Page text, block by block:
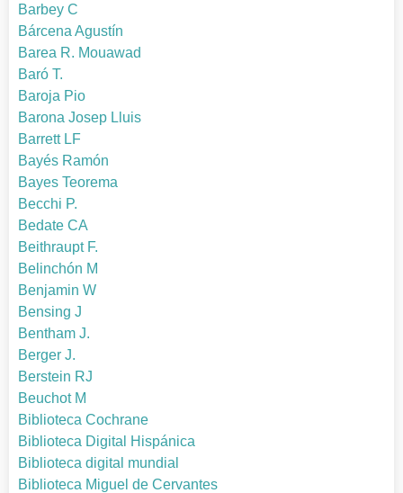
Barbey C
Bárcena Agustín
Barea R. Mouawad
Baró T.
Baroja Pio
Barona Josep Lluis
Barrett LF
Bayés Ramón
Bayes Teorema
Becchi P.
Bedate CA
Beithraupt F.
Belinchón M
Benjamin W
Bensing J
Bentham J.
Berger J.
Berstein RJ
Beuchot M
Biblioteca Cochrane
Biblioteca Digital Hispánica
Biblioteca digital mundial
Biblioteca Miguel de Cervantes